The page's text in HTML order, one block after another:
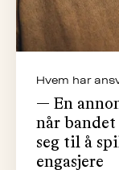
Hvem har
— En
når
seg til å
engasjere